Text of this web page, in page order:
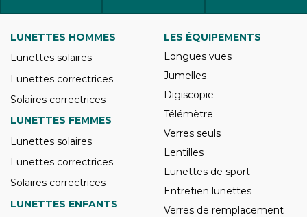
LUNETTES HOMMES
Lunettes solaires
Lunettes correctrices
Solaires correctrices
LUNETTES FEMMES
Lunettes solaires
Lunettes correctrices
Solaires correctrices
LUNETTES ENFANTS
LES ÉQUIPEMENTS
Longues vues
Jumelles
Digiscopie
Télémètre
Verres seuls
Lentilles
Lunettes de sport
Entretien lunettes
Verres de remplacement